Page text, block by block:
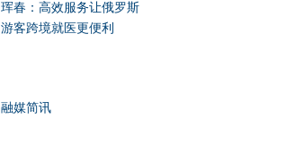
珲春：高效服务让俄罗斯
游客跨境就医更便利
融媒简讯